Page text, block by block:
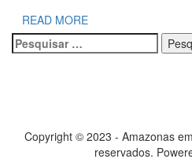
READ MORE
Pesquisar
por:
Copyright © 2023 - Amazonas
reservados.